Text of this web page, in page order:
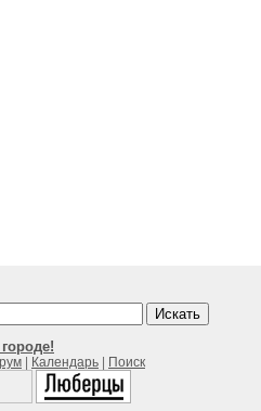
Календарь Поиск